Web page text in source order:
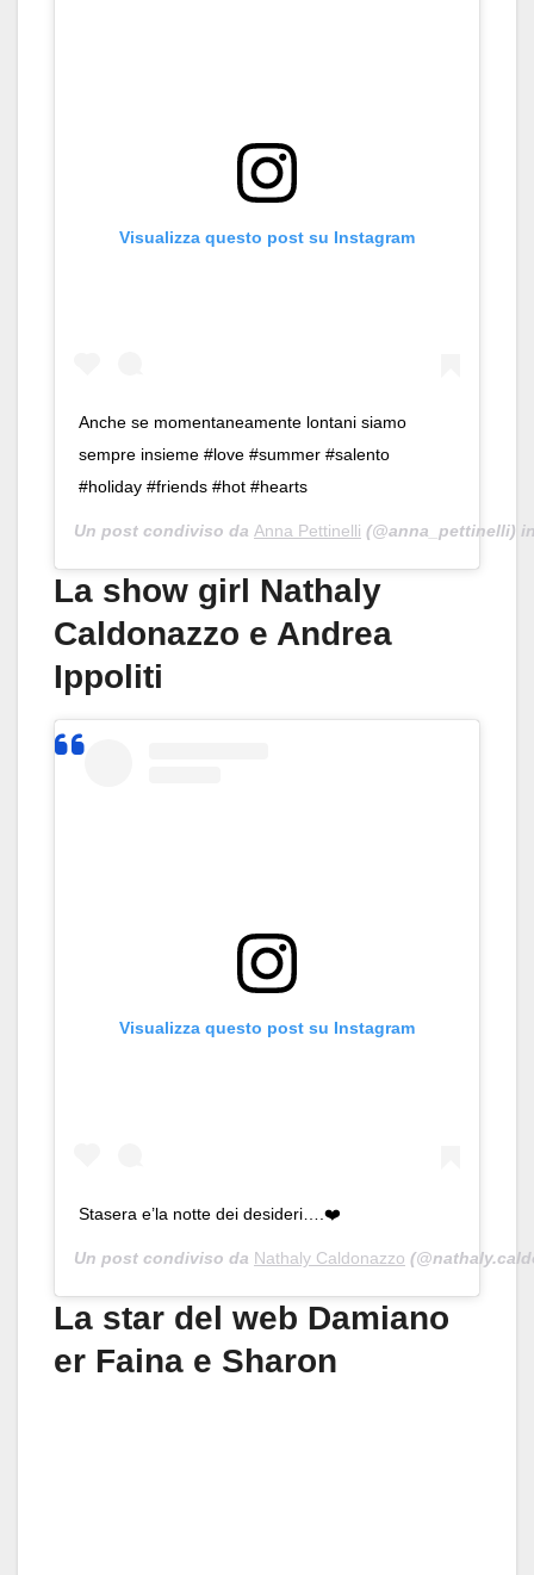
Visualizza questo post su Instagram
Anche se momentaneamente lontani siamo
sempre insieme #love #summer #salento
#holiday #friends #hot #hearts
Un post condiviso da Anna Pettinelli (@anna_pettinelli)
La show girl Nathaly
Caldonazzo e Andrea
Ippoliti
Visualizza questo post su Instagram
Stasera e’la notte dei desideri….❤️
Un post condiviso da Nathaly Caldonazzo
La star del web Damiano
er Faina e Sharon